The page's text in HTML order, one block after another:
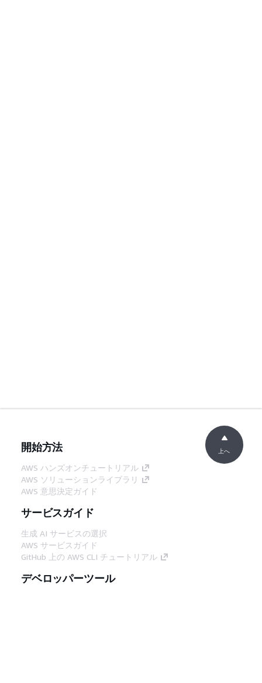
開始方法
AWS ハンズオンチュートリアル
AWS ソリューションライブラリ
AWS 意思決定ガイド
サービスガイド
生成 AI サービスの選択
AWS サービスガイド
GitHub 上の AWS CLI チュートリアル
デベロッパーツール
上へ